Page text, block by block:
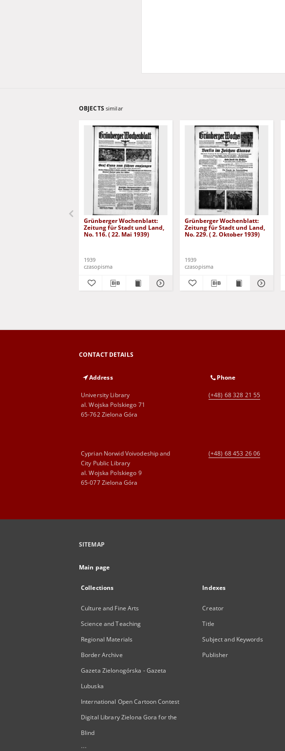
OBJECTS similar
Grünberger Wochenblatt:
Zeitung für Stadt und Land,
No. 116. ( 22. Mai 1939)
1939
czasopisma
Grünberger Wochenblatt:
Zeitung für Stadt und Land,
No. 229. ( 2. Oktober 1939)
1939
czasopisma
CONTACT DETAILS
Address
University Library
al. Wojska Polskiego 71
65-762 Zielona Góra
Phone
(+48) 68 328 21 55
Cyprian Norwid Voivodeship and
City Public Library
al. Wojska Polskiego 9
65-077 Zielona Góra
(+48) 68 453 26 06
SITEMAP
Main page
Collections
Culture and Fine Arts
Science and Teaching
Regional Materials
Border Archive
Gazeta Zielonogórska - Gazeta
Lubuska
International Open Cartoon Contest
Digital Library Zielona Gora for the
Blind
...
Indexes
Creator
Title
Subject and Keywords
Publisher